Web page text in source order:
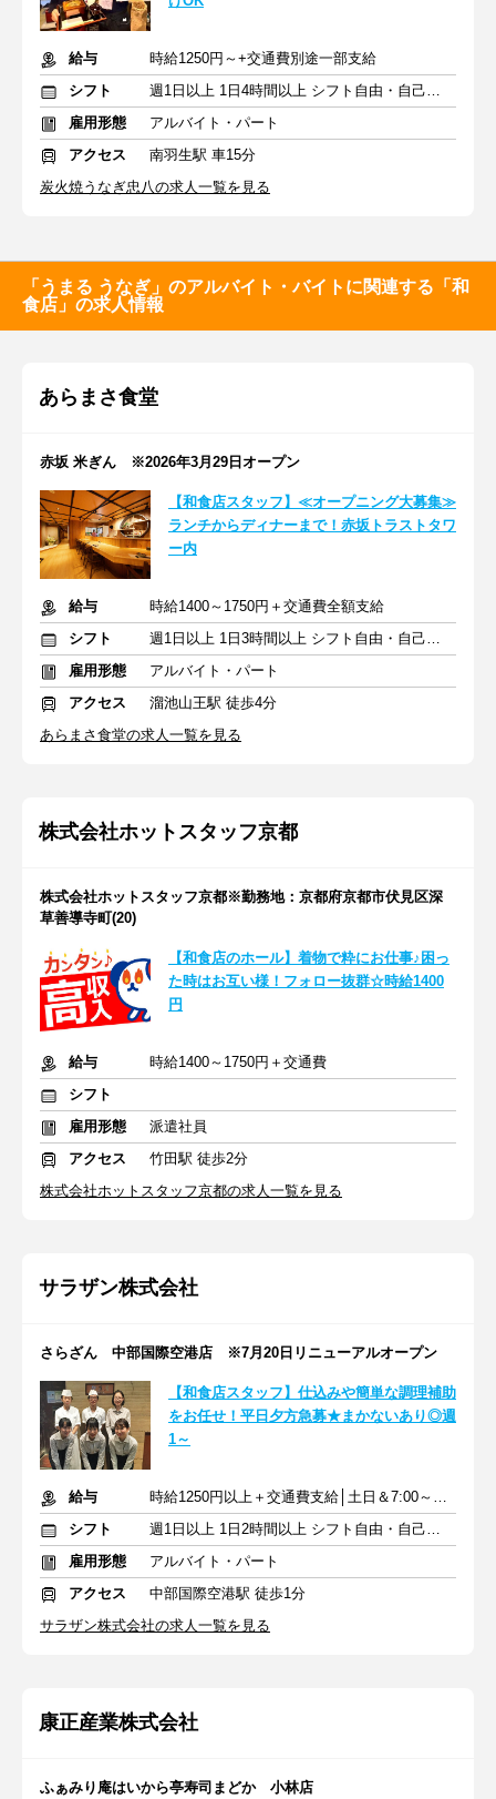
給与
時給1250円～+交通費別途一部支給
シフト
週1日以上 1日4時間以上 シフト自由・自己申告
雇用形態
アルバイト・パート
アクセス
南羽生駅 車15分
炭火焼うなぎ忠八の求人一覧を見る
「うまる うなぎ」のアルバイト・バイトに関連する「和
食店」の求人情報
あらまさ食堂
赤坂 米ぎん ※2026年3月29日オープン
【和食店スタッフ】≪オープニング大募集≫
ランチからディナーまで！赤坂トラストタワ
ー内
給与
時給1400～1750円＋交通費全額支給
シフト
週1日以上 1日3時間以上 シフト自由・自己申告
雇用形態
アルバイト・パート
アクセス
溜池山王駅 徒歩4分
あらまさ食堂の求人一覧を見る
株式会社ホットスタッフ京都
株式会社ホットスタッフ京都※勤務地：京都府京都市伏見区深
草善導寺町(20)
【和食店のホール】着物で粋にお仕事♪困っ
た時はお互い様！フォロー抜群☆時給1400
円
給与
時給1400～1750円＋交通費
シフト
雇用形態
派遣社員
アクセス
竹田駅 徒歩2分
株式会社ホットスタッフ京都の求人一覧を見る
サラザン株式会社
さらざん 中部国際空港店 ※7月20日リニューアルオープン
【和食店スタッフ】仕込みや簡単な調理補助
をお任せ！平日夕方急募★まかないあり◎週
1～
給与
時給1250円以上＋交通費支給│土日＆7:00～9:00は時給100円UP
シフト
週1日以上 1日2時間以上 シフト自由・自己申告
雇用形態
アルバイト・パート
アクセス
中部国際空港駅 徒歩1分
サラザン株式会社の求人一覧を見る
康正産業株式会社
ふぁみり庵はいから亭寿司まどか 小林店